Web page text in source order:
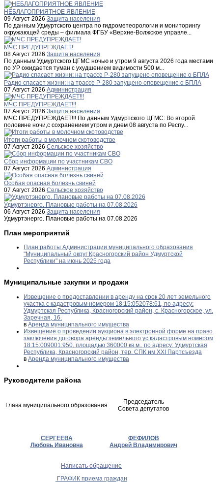
НЕБЛАГОПРИЯТНОЕ ЯВЛЕНИЕ
09 Август 2026 Защита населения
По данным Удмуртского центра по гидрометеорологии и мониторингу
окружающей среды – филиала ФГБУ «Верхне-Волжское управле...
МЧС ПРЕДУПРЕЖДАЕТ!
08 Август 2026 Защита населения
По данным Удмуртского ЦГМС ночью и утром 9 августа 2026 года местами
по УР ожидается туман с ухудшением видимости 500 м...
Радио спасает жизни: на трассе Р-280 запущено оповещение о БПЛА
07 Август 2026 Администрация
МЧС ПРЕДУПРЕЖДАЕТ!!!
07 Август 2026 Защита населения
МЧС ПРЕДУПРЕЖДАЕТ!!! По данным Удмуртского ЦГМС: Во второй
половине ночи,с сохранением утром и днем 08 августа по Респу...
Итоги работы в молочном скотоводстве
07 Август 2026 Сельское хозяйство
Сбор информации по участникам СВО
07 Август 2026 Администрация
Особая опасная болезнь свиней
07 Август 2026 Сельское хозяйство
Удмуртэнерго. Плановые работы на 07.08.2026
06 Август 2026 Защита населения
Удмуртэнерго. Плановые работы на 07.08.2026
План мероприятий
План работы Администрации муниципального образования
"Муниципальный округ Красногорский район Удмуртской
Республики" на июнь 2025 года
Муниципальные закупки и продажи
Извещение о предоставлении в аренду на срок 20 лет земельного
участка с кадастровым номером 18:15:052078:61, по адресу:
Удмуртская Республика, Красногорский район, с. Красногорское, ул.
Заречная, 16.
в Аренда муниципального имущества
Извещение о проведении аукциона в электронной форме на право
заключения договора аренды земельного ус кадастровым номером
18:15:009001:950, площадью 360000 кв.м., по адресу: Удмуртская
Республика, Красногорский район, тер. СПК им XXI Партсъезда
в Аренда муниципального имущества
Руководители района
Глава муниципального образования
Председатель
Совета депутатов
СЕРГЕЕВА
Любовь Ивановна
ФЕФИЛОВ
Андрей Владимирович
Написать обращение
ГРАФИК приема граждан